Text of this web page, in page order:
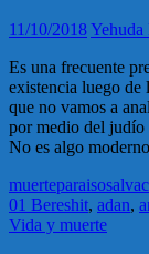
11/10/2018Yehuda
Es una frecuente
existencia luego de
que no vamos a
por medio del judío
No es algo
muerteparaiso
01 Bereshit, adan,
Vida y muerte